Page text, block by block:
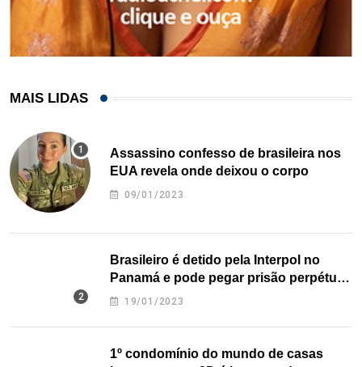
MAIS LIDAS
Assassino confesso de brasileira nos
EUA revela onde deixou o corpo
09/01/2023
Brasileiro é detido pela Interpol no
Panamá e pode pegar prisão perpétua
nos EUA
19/01/2023
1º condomínio do mundo de casas